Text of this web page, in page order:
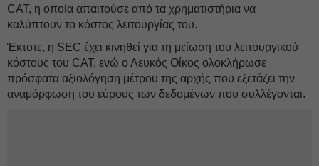
CAT, η οποία απαιτούσε από τα χρηματιστήρια να
καλύπτουν το κόστος λειτουργίας του.
Έκτοτε, η SEC έχει κινηθεί για τη μείωση του λειτουργικού
κόστους του CAT, ενώ ο Λευκός Οίκος ολοκλήρωσε
πρόσφατα αξιολόγηση μέτρου της αρχής που εξετάζει την
αναμόρφωση του εύρους των δεδομένων που συλλέγονται.